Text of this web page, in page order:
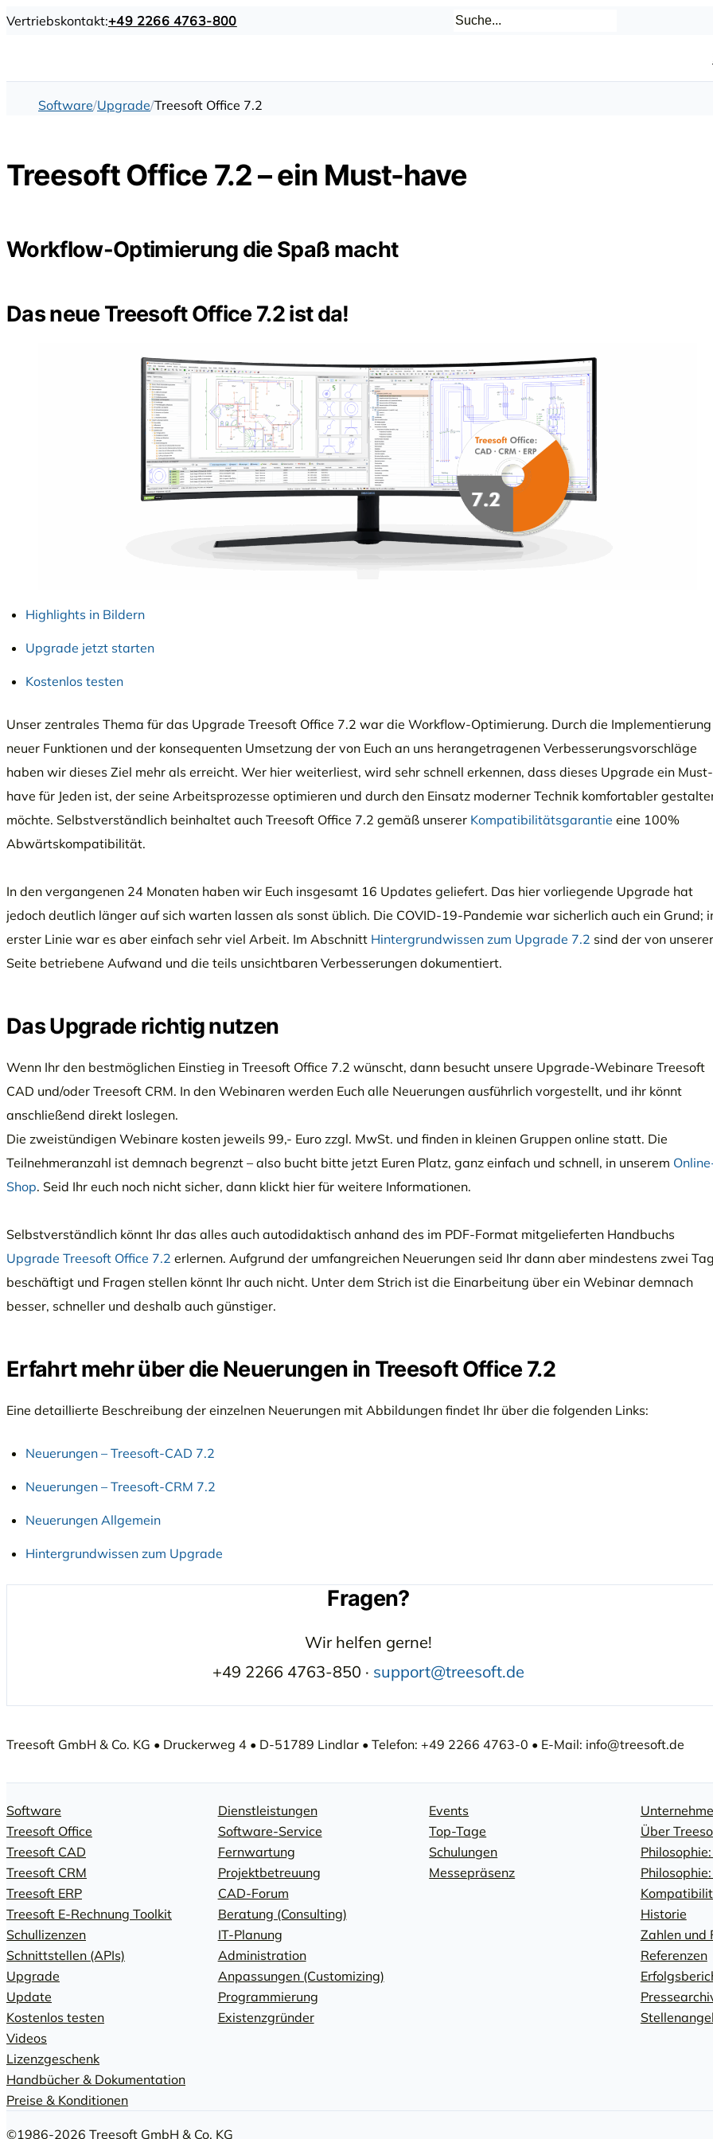
Vertriebskontakt:+49 2266 4763-800
Software Upgrade Treesoft Office 7.2
Treesoft Office 7.2 – ein Must-have
Workflow-Optimierung die Spaß macht
Das neue Treesoft Office 7.2 ist da!
Highlights in Bildern
Upgrade jetzt starten
Kostenlos testen
Unser zentrales Thema für das Upgrade Treesoft Office 7.2 war die Workflow-Optimierung. Durch die Implementierung
neuer Funktionen und der konsequenten Umsetzung der von Euch an uns herangetragenen Verbesserungsvorschläge
haben wir dieses Ziel mehr als erreicht. Wer hier weiterliest, wird sehr schnell erkennen, dass dieses Upgrade ein Must-
have für Jeden ist, der seine Arbeitsprozesse optimieren und durch den Einsatz moderner Technik komfortabler
möchte. Selbstverständlich beinhaltet auch Treesoft Office 7.2 gemäß unserer Kompatibilitätsgarantie eine 100%
Abwärtskompatibilität.
In den vergangenen 24 Monaten haben wir Euch insgesamt 16 Updates geliefert. Das hier vorliegende Upgrade hat
jedoch deutlich länger auf sich warten lassen als sonst üblich. Die COVID-19-Pandemie war sicherlich auch ein Grund;
erster Linie war es aber einfach sehr viel Arbeit. Im Abschnitt Hintergrundwissen zum Upgrade 7.2 sind der von unserer
Seite betriebene Aufwand und die teils unsichtbaren Verbesserungen dokumentiert.
Das Upgrade richtig nutzen
Wenn Ihr den bestmöglichen Einstieg in Treesoft Office 7.2 wünscht, dann besucht unsere Upgrade-Webinare Treesoft
CAD und/oder Treesoft CRM. In den Webinaren werden Euch alle Neuerungen ausführlich vorgestellt, und ihr könnt
anschließend direkt loslegen.
Die zweistündigen Webinare kosten jeweils 99,- Euro zzgl. MwSt. und finden in kleinen Gruppen online statt. Die
Teilnehmeranzahl ist demnach begrenzt – also bucht bitte jetzt Euren Platz, ganz einfach und schnell, in unserem
Shop. Seid Ihr euch noch nicht sicher, dann klickt hier für weitere Informationen.
Selbstverständlich könnt Ihr das alles auch autodidaktisch anhand des im PDF-Format mitgelieferten Handbuchs
Upgrade Treesoft Office 7.2 erlernen. Aufgrund der umfangreichen Neuerungen seid Ihr dann aber mindestens zwei
beschäftigt und Fragen stellen könnt Ihr auch nicht. Unter dem Strich ist die Einarbeitung über ein Webinar demnach
besser, schneller und deshalb auch günstiger.
Erfahrt mehr über die Neuerungen in Treesoft Office 7.2
Eine detaillierte Beschreibung der einzelnen Neuerungen mit Abbildungen findet Ihr über die folgenden Links:
Neuerungen – Treesoft-CAD 7.2
Neuerungen – Treesoft-CRM 7.2
Neuerungen Allgemein
Hintergrundwissen zum Upgrade
Fragen?
Wir helfen gerne!
+49 2266 4763-850 · support@treesoft.de
Treesoft GmbH & Co. KG • Druckerweg 4 • D-51789 Lindlar • Telefon: +49 2266 4763-0 • E-Mail: info@treesoft.de
Software
Treesoft Office
Treesoft CAD
Treesoft CRM
Treesoft ERP
Treesoft E-Rechnung Toolkit
Schullizenzen
Schnittstellen (APIs)
Upgrade
Update
Kostenlos testen
Videos
Lizenzgeschenk
Handbücher & Dokumentation
Preise & Konditionen
Dienstleistungen
Software-Service
Fernwartung
Projektbetreuung
CAD-Forum
Beratung (Consulting)
IT-Planung
Administration
Anpassungen (Customizing)
Programmierung
Existenzgründer
Events
Top-Tage
Schulungen
Messepräsenz
Über
Historie
Zahlen und
Referenzen
©1986-2026 Treesoft GmbH & Co. KG